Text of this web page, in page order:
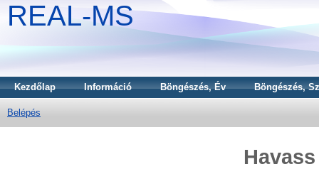
REAL-MS
Kezdőlap Információ Böngészés, Év Böngészés,
Belépés